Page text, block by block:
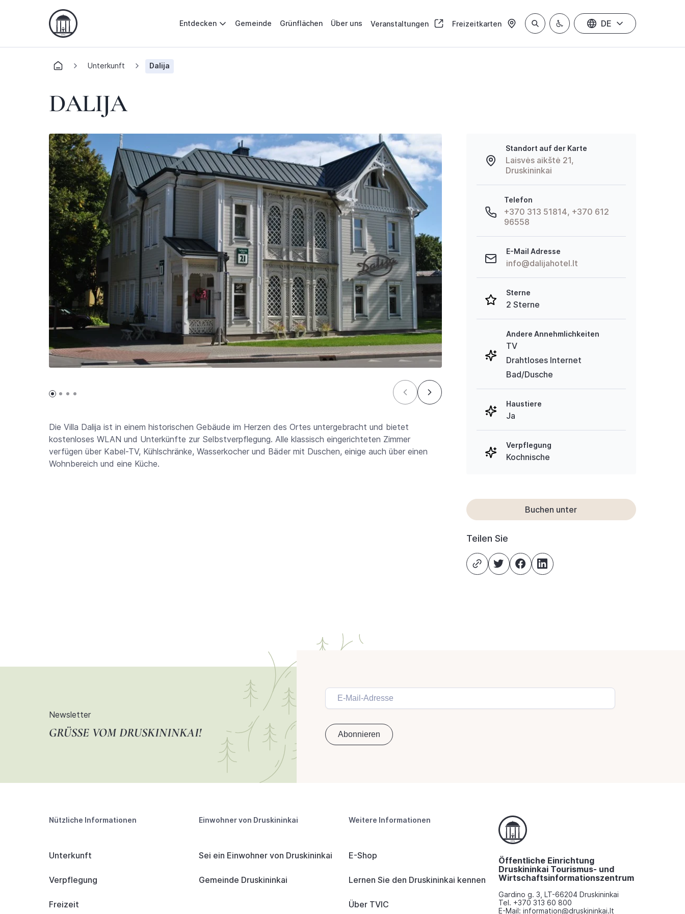
Entdecken Gemeinde Grünflächen Über uns Veranstaltungen Freizeitkarten DE
Unterkunft Dalija
DALIJA
Die Villa Dalija ist in einem historischen Gebäude im Herzen des Ortes untergebracht und bietet
kostenloses WLAN und Unterkünfte zur Selbstverpflegung. Alle klassisch eingerichteten Zimmer
verfügen über Kabel-TV, Kühlschränke, Wasserkocher und Bäder mit Duschen, einige auch über einen
Wohnbereich und eine Küche.
Standort auf der Karte
Laisvės aikštė 21,
Druskininkai
Telefon
+370 313 51814, +370 612
96558
E-Mail Adresse
info@dalijahotel.lt
Sterne
2 Sterne
Andere Annehmlichkeiten
TV
Drahtloses Internet
Bad/Dusche
Haustiere
Ja
Verpflegung
Kochnische
Buchen unter
Teilen Sie
Newsletter
GRÜSSE VOM DRUSKININKAI!
Nützliche Informationen
Unterkunft
Verpflegung
Freizeit
Einwohner von Druskininkai
Sei ein Einwohner von Druskininkai
Gemeinde Druskininkai
Weitere Informationen
E-Shop
Lernen Sie den Druskininkai kennen
Über TVIC
Öffentliche Einrichtung
Druskininkai Tourismus- und
Wirtschaftsinformationszentrum
Gardino g. 3, LT-66204 Druskininkai
Tel. +370 313 60 800
E-Mail: information@druskininkai.lt